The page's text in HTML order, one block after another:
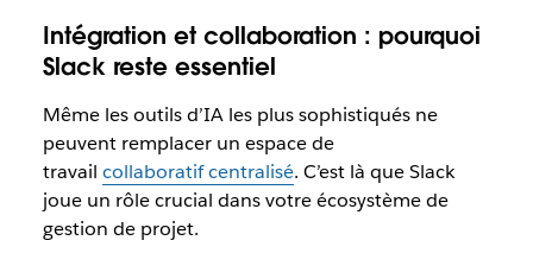
Intégration et collaboration : pourquoi
Slack reste essentiel
Même les outils d’IA les plus sophistiqués ne
peuvent remplacer un espace de
travail collaboratif centralisé. C’est là que Slack
joue un rôle crucial dans votre écosystème de
gestion de projet.